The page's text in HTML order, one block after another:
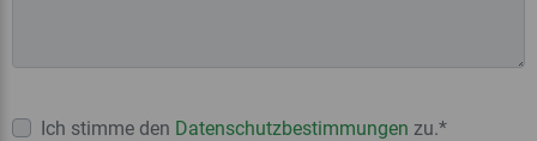
Ich stimme den Datenschutzbestimmungen zu.*